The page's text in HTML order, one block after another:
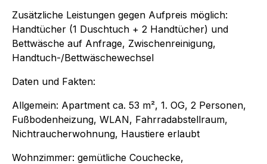
Zusätzliche Leistungen gegen Aufpreis möglich:
Handtücher (1 Duschtuch + 2 Handtücher) und
Bettwäsche auf Anfrage, Zwischenreinigung,
Handtuch-/Bettwäschewechsel
Daten und Fakten:
Allgemein: Apartment ca. 53 m², 1. OG, 2 Personen,
Fußbodenheizung, WLAN, Fahrradabstellraum,
Nichtraucherwohnung, Haustiere erlaubt
Wohnzimmer: gemütliche Couchecke,